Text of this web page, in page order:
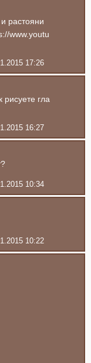
растояни
www.youtu
17:26
рисуете гла
16:27
10:34
10:22